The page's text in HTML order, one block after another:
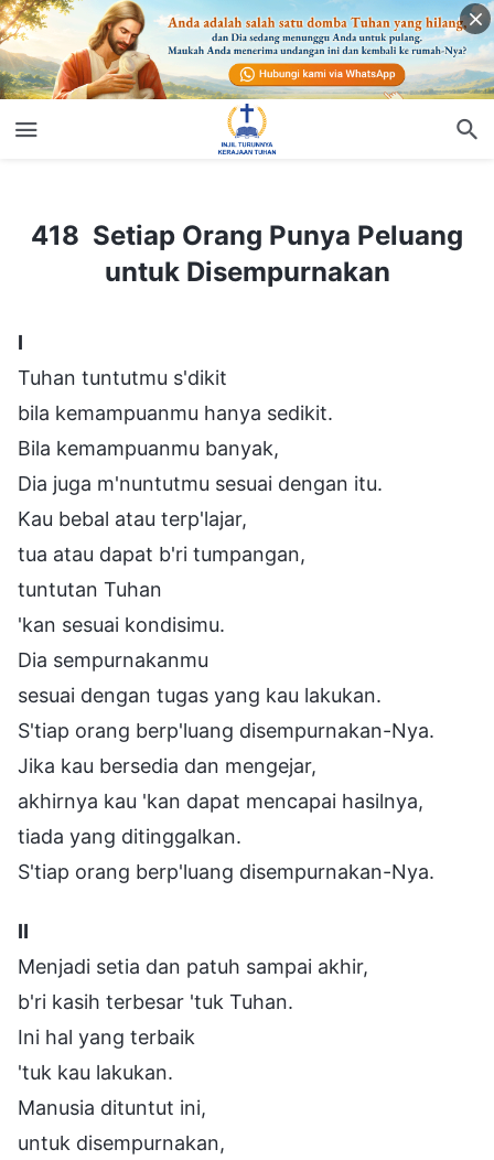
418 Setiap Orang Punya Peluang
untuk Disempurnakan
Ⅰ
Tuhan tuntutmu s'dikit
bila kemampuanmu hanya sedikit.
Bila kemampuanmu banyak,
Dia juga m'nuntutmu sesuai dengan itu.
Kau bebal atau terp'lajar,
tua atau dapat b'ri tumpangan,
tuntutan Tuhan
'kan sesuai kondisimu.
Dia sempurnakanmu
sesuai dengan tugas yang kau lakukan.
S'tiap orang berp'luang disempurnakan-Nya.
Jika kau bersedia dan mengejar,
akhirnya kau 'kan dapat mencapai hasilnya,
tiada yang ditinggalkan.
S'tiap orang berp'luang disempurnakan-Nya.
Ⅱ
Menjadi setia dan patuh sampai akhir,
b'ri kasih terbesar 'tuk Tuhan.
Ini hal yang terbaik
'tuk kau lakukan.
Manusia dituntut ini,
untuk disempurnakan,
Kembali